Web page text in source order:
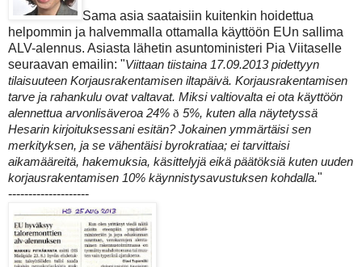
Sama asia saataisiin kuitenkin hoidettua
helpommin ja halvemmalla ottamalla käyttöön EUn sallima
ALV-alennus. Asiasta lähetin asuntoministeri Pia Viitaselle
seuraavan emailin: "Viittaan tiistaina 17.09.2013 pidettyyn
tilaisuuteen Korjausrakentamisen iltapäivä. Korjausrakentamisen
tarve ja rahankulu ovat valtavat. Miksi valtiovalta ei ota käyttöön
alennettua arvonlisäveroa 24% ð 5%, kuten alla näytetyssä
Hesarin kirjoituksessani esitän? Jokainen ymmärtäisi sen
merkityksen, ja se vähentäisi byrokratiaa; ei tarvittaisi
aikamääreitä, hakemuksia, käsittelyjä eikä päätöksiä kuten uuden
korjausrakentamisen 10% käynnistysavustuksen kohdalla."
--------------------